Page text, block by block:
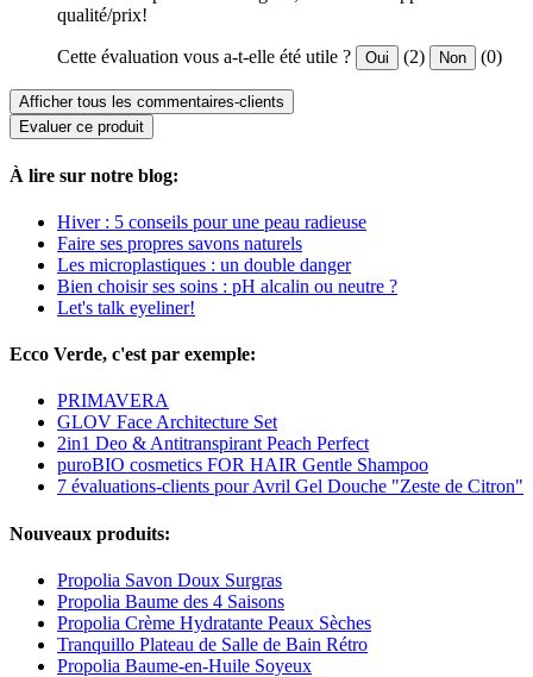
qualité/prix!
Cette évaluation vous a-t-elle été utile ? Oui (2) Non (0)
Afficher tous les commentaires-clients
Evaluer ce produit
À lire sur notre blog:
Hiver : 5 conseils pour une peau radieuse
Faire ses propres savons naturels
Les microplastiques : un double danger
Bien choisir ses soins : pH alcalin ou neutre ?
Let's talk eyeliner!
Ecco Verde, c'est par exemple:
PRIMAVERA
GLOV Face Architecture Set
2in1 Deo & Antitranspirant Peach Perfect
puroBIO cosmetics FOR HAIR Gentle Shampoo
7 évaluations-clients pour Avril Gel Douche "Zeste de Citron"
Nouveaux produits:
Propolia Savon Doux Surgras
Propolia Baume des 4 Saisons
Propolia Crème Hydratante Peaux Sèches
Tranquillo Plateau de Salle de Bain Rétro
Propolia Baume-en-Huile Soyeux